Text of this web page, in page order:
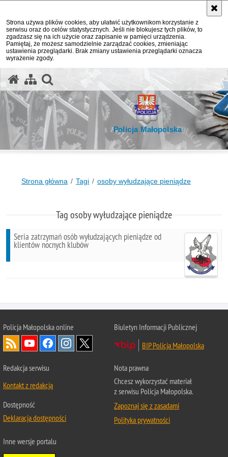
Strona używa plików cookies, aby ułatwić użytkownikom korzystanie z
serwisu oraz do celów statystycznych. Jeśli nie blokujesz tych plików, to
zgadzasz się na ich użycie oraz zapisanie w pamięci urządzenia.
Pamiętaj, że możesz samodzielnie zarządzać cookies, zmieniając
ustawienia przeglądarki. Brak zmiany ustawienia przeglądarki oznacza
wyrażenie zgody.
Policja Małopolska
Strona główna Tagi osoby wyłudzające pieniądze
Tag osoby wyłudzające pieniądze
Seria zatrzymań osób wyłudzających pieniądze od
klientów nocnych klubów
Policja Małopolska online
Biuletyn Informacji Publicznej
BIP Policja Małopolska
Redakcja serwisu
Kontakt z redakcją
Dostępność
Deklaracja dostępności
Nota prawna
Chcesz wykorzystać materiał
z serwisu Policja Małopolska.
Zapoznaj się z zasadami
Polityka prywatności
Inne wersje portalu